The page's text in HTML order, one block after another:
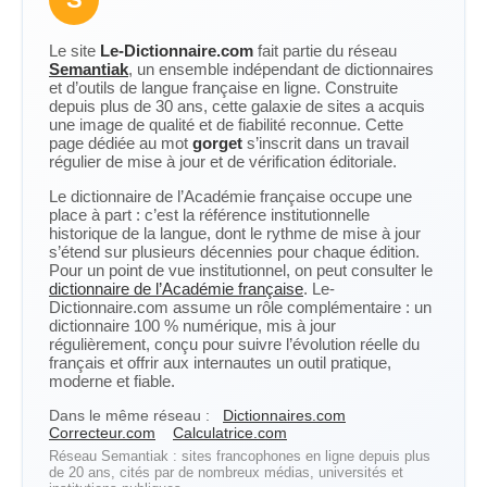
Le site Le-Dictionnaire.com fait partie du réseau
Semantiak, un ensemble indépendant de dictionnaires
et d’outils de langue française en ligne. Construite
depuis plus de 30 ans, cette galaxie de sites a acquis
une image de qualité et de fiabilité reconnue. Cette
page dédiée au mot gorget s’inscrit dans un travail
régulier de mise à jour et de vérification éditoriale.
Le dictionnaire de l’Académie française occupe une
place à part : c’est la référence institutionnelle
historique de la langue, dont le rythme de mise à jour
s’étend sur plusieurs décennies pour chaque édition.
Pour un point de vue institutionnel, on peut consulter le
dictionnaire de l’Académie française. Le-
Dictionnaire.com assume un rôle complémentaire : un
dictionnaire 100 % numérique, mis à jour
régulièrement, conçu pour suivre l’évolution réelle du
français et offrir aux internautes un outil pratique,
moderne et fiable.
Dans le même réseau :
Dictionnaires.com
Correcteur.com
Calculatrice.com
Réseau Semantiak : sites francophones en ligne depuis plus
de 20 ans, cités par de nombreux médias, universités et